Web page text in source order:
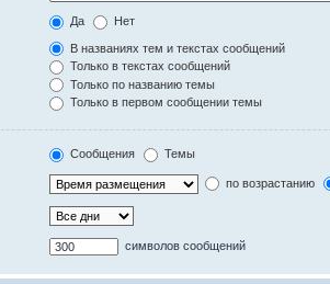
Да Нет
В названиях тем и текстах сообщений
Только в текстах сообщений
Только по названию темы
Только в первом сообщении темы
Сообщения Темы
по возрастанию
символов сообщений